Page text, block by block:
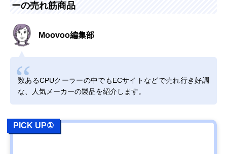
ーの売れ筋商品
Moovoo編集部
数あるCPUクーラーの中でもECサイトなどで売れ行き好調
な、人気メーカーの製品を紹介します。
PICK UP①